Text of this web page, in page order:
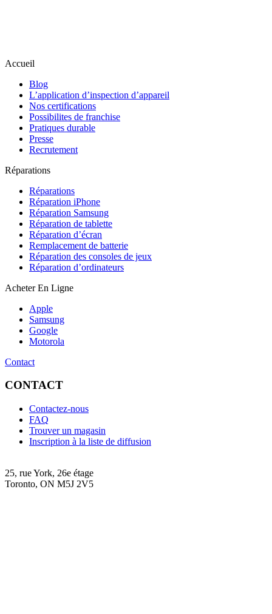
Accueil
Blog
L’application d’inspection d’appareil
Nos certifications
Possibilites de franchise
Pratiques durable
Presse
Recrutement
Réparations
Réparations
Réparation iPhone
Réparation Samsung
Réparation de tablette
Réparation d’écran
Remplacement de batterie
Réparation des consoles de jeux
Réparation d’ordinateurs
Acheter En Ligne
Apple
Samsung
Google
Motorola
Contact
CONTACT
Contactez-nous
FAQ
Trouver un magasin
Inscription à la liste de diffusion
25, rue York, 26e étage
Toronto, ON M5J 2V5